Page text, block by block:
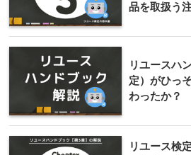
品を取扱う
リユースハ
定）がひっ
わったか？
リユース検